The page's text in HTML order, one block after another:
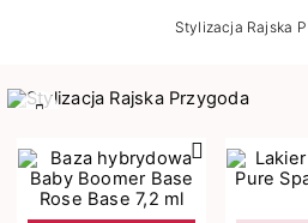
Stylizacja Rajska